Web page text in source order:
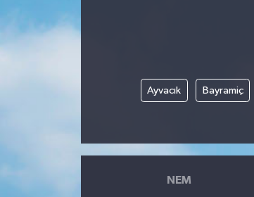
Ayvacık Bayramiç
NEM
Gündem